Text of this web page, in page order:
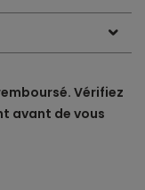
Vérifiez
avant de vous